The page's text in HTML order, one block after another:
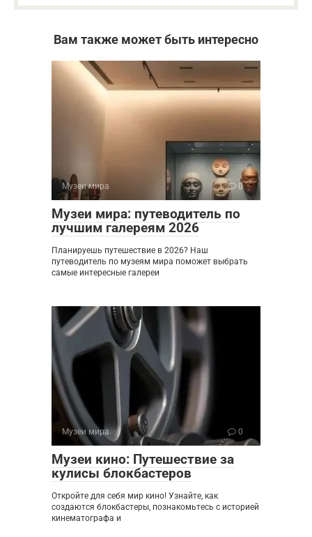
Вам также может быть интересно
Музеи мира 0
Музеи мира: путеводитель по
лучшим галереям 2026
Планируешь путешествие в 2026? Наш
путеводитель по музеям мира поможет выбрать
самые интересные галереи
Музеи мира 0
Музеи кино: Путешествие за
кулисы блокбастеров
Откройте для себя мир кино! Узнайте, как
создаются блокбастеры, познакомьтесь с историей
кинематографа и